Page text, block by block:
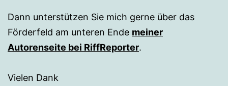
Dann unterstützen Sie mich gerne über das
Förderfeld am unteren Ende meiner
Autorenseite bei RiffReporter.
Vielen Dank